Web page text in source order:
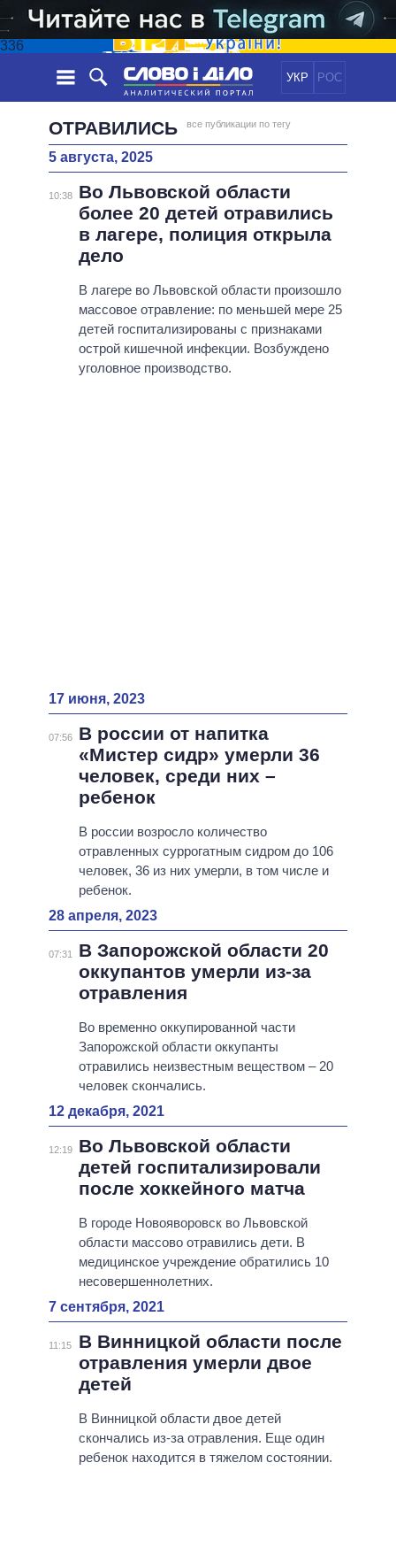
336
УКР РОС
НОВОСТИ
ЛЕНТА
СОБЫТИЯ
СТАТЬИ
МНЕНИЯ
ОБЗОРЫ
ДАЙДЖЕСТЫ
ЭКОНОМИКА
ОБЩЕСТВО
МИР
ПОЛИТИКИ
ВСЕ ПОЛИТИКИ
ПРЕЗИДЕНТ И ОФИС
ВЕРХОВНАЯ РАДА
КАБИНЕТ МИНИСТРОВ
ГЛАВЫ ОБЛАДМИНИСТРАЦИЙ
МЭРЫ
ИНФОГРАФИКА
ВИДЕО
ПОДДЕРЖАТЬ
СРАВНЕНИЕ ПОЛИТИКОВ
ОТРАВИЛИСЬ все публикации по тегу
5 августа, 2025
10:38
Во Львовской области
более 20 детей отравились
в лагере, полиция открыла
дело
В лагере во Львовской области произошло
массовое отравление: по меньшей мере 25
детей госпитализированы с признаками
острой кишечной инфекции. Возбуждено
уголовное производство.
17 июня, 2023
07:56
В россии от напитка
«Мистер сидр» умерли 36
человек, среди них –
ребенок
В россии возросло количество
отравленных суррогатным сидром до 106
человек, 36 из них умерли, в том числе и
ребенок.
28 апреля, 2023
07:31
В Запорожской области 20
оккупантов умерли из-за
отравления
Во временно оккупированной части
Запорожской области оккупанты
отравились неизвестным веществом – 20
человек скончались.
12 декабря, 2021
12:19
Во Львовской области
детей госпитализировали
после хоккейного матча
В городе Новояворовск во Львовской
области массово отравились дети. В
медицинское учреждение обратились 10
несовершеннолетних.
7 сентября, 2021
11:15
В Винницкой области после
отравления умерли двое
детей
В Винницкой области двое детей
скончались из-за отравления. Еще один
ребенок находится в тяжелом состоянии.